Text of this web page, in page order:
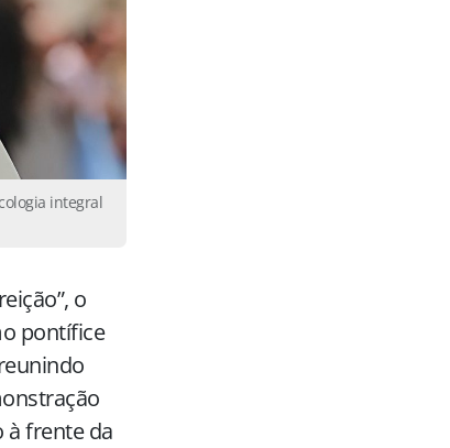
integral
o
pontífice
à frente da